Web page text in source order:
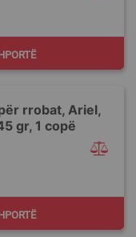
rrobat, Ariel,
gr, 1 copë